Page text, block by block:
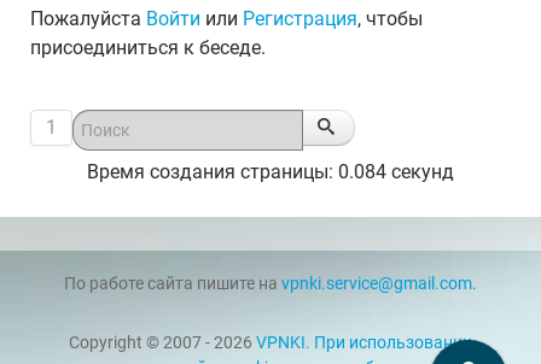
Пожалуйста Войти или Регистрация, чтобы
присоединиться к беседе.
1
Время создания страницы: 0.084 секунд
По работе сайта пишите на vpnki.service@gmail.com.
Copyright © 2007 - 2026 VPNKI. При использовании